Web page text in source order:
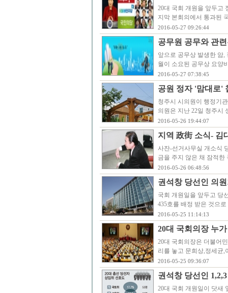
20대 국회 개원을 앞두고
지막 본회의에서 통과된
2016-05-27 09:26:44
공무원 공무와 관
앞으로 공무상 발생한 암,
월이 소요된 공무상 요양
2016-05-27 07:38:45
공원 정자 '맘대로'
청주시 시의원이 행정기
의원은 지난 22일 청주시
2016-05-26 19:44:07
지역 政街 소식- 김
사잔-선거사무실 개소식
금을 주지 않은 채 잠적
2016-05-26 06:48:56
권석창 당선인 의
국회 개원일을 앞두고 당
435호를 배정 받은 것으
2016-05-25 11:14:13
20대 국회의장 누
20대 국회의장은 더불어
리를 놓고 문희상,정세균
2016-05-25 09:36:07
권석창 당선인
20대 국회 개원일이 닷새